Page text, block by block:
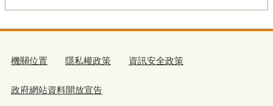
機關位置 隱私權政策 資訊安全政策
政府網站資料開放宣告